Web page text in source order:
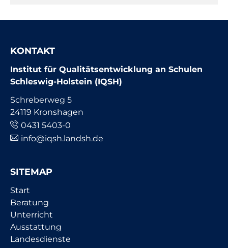
KONTAKT
Institut für Qualitätsentwicklung an Schulen
Schleswig-Holstein (IQSH)
Schreberweg 5
24119 Kronshagen
0431 5403-0
info@iqsh.landsh.de
SITEMAP
Navigation
überspringen
Start
Beratung
Unterricht
Ausstattung
Landesdienste